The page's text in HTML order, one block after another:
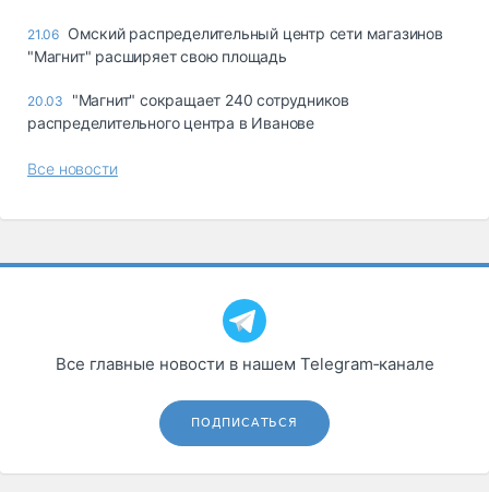
21.06 Омский распределительный центр сети магазинов
"Магнит" расширяет свою площадь
20.03
"Магнит" сокращает 240 сотрудников
распределительного центра в Иванове
Все новости
Все главные новости в нашем Telegram‑канале
ПОДПИСАТЬСЯ